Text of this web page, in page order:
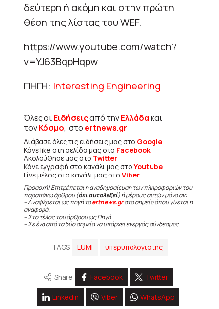
δεύτερη ή ακόμη και στην πρώτη
θέση της λίστας του WEF.
https://www.youtube.com/watch?
v=YJ63BqpHqpw
ΠΗΓΗ: Interesting Engineering
Όλες οιΕιδήσειςαπό τηνΕλλάδακαι
τονΚόσμο, στο ertnews.gr
Διάβασε όλες τις ειδήσεις μας στο Google
Κάνε like στη σελίδα μας στο Facebook
Ακολούθησε μας στο Twitter
Κάνε εγγραφή στο κανάλι μας στοYoutube
Γίνε μέλος στο κανάλι μας στο Viber
Προσοχή! Επιτρέπεται η αναδημοσίευση των πληροφοριών του
παραπάνω άρθρου (όχι αυτολεξεί) ή μέρους αυτών μόνο αν:
– Αναφέρεται ως πηγή τοertnews.grστο σημείο όπου γίνεται η
αναφορά.
– Στο τέλος του άρθρου ως Πηγή
– Σε ένα από τα δύο σημεία να υπάρχει ενεργός σύνδεσμος
TAGS LUMI υπερυπολογιστής
Share Facebook Twitter
Linkedin Viber WhatsApp